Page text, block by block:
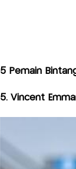
5 Pemain
5. Vincent